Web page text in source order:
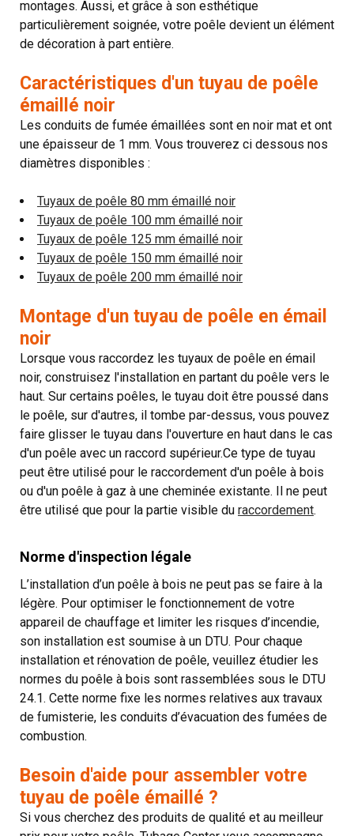
montages. Aussi, et grâce à son esthétique
particulièrement soignée, votre poêle devient un élément
de décoration à part entière.
Caractéristiques d'un tuyau de poêle
émaillé noir
Les conduits de fumée émaillées sont en noir mat et ont
une épaisseur de 1 mm. Vous trouverez ci dessous nos
diamètres disponibles :
Tuyaux de poêle 80 mm émaillé noir
Tuyaux de poêle 100 mm émaillé noir
Tuyaux de poêle 125 mm émaillé noir
Tuyaux de poêle 150 mm émaillé noir
Tuyaux de poêle 200 mm émaillé noir
Montage d'un tuyau de poêle en émail
noir
Lorsque vous raccordez les tuyaux de poêle en émail
noir, construisez l'installation en partant du poêle vers le
haut. Sur certains poêles, le tuyau doit être poussé dans
le poêle, sur d'autres, il tombe par-dessus, vous pouvez
faire glisser le tuyau dans l'ouverture en haut dans le cas
d'un poêle avec un raccord supérieur.Ce type de tuyau
peut être utilisé pour le raccordement d'un poêle à bois
ou d'un poêle à gaz à une cheminée existante. Il ne peut
être utilisé que pour la partie visible du raccordement.
Norme d'inspection légale
L’installation d’un poêle à bois ne peut pas se faire à la
légère. Pour optimiser le fonctionnement de votre
appareil de chauffage et limiter les risques d’incendie,
son installation est soumise à un DTU. Pour chaque
installation et rénovation de poêle, veuillez étudier les
normes du poêle à bois sont rassemblées sous le DTU
24.1. Cette norme fixe les normes relatives aux travaux
de fumisterie, les conduits d’évacuation des fumées de
combustion.
Besoin d'aide pour assembler votre
tuyau de poêle émaillé ?
Si vous cherchez des produits de qualité et au meilleur